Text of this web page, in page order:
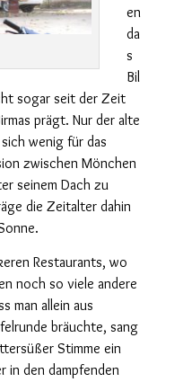
en
da
s
Bil
sogar seit der Zeit
prägt. Nur der alte
wenig für das
zwischen Mönchen
seinem Dach zu
die Zeitalter dahin
Restaurants, wo
noch so viele andere
man allein aus
bräuchte, sang
Stimme ein
in den dampfenden